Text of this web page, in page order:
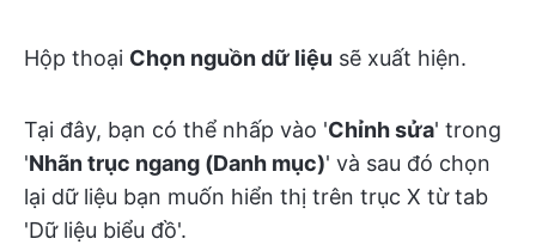
Hộp thoại Chọn nguồn dữ liệu sẽ xuất hiện.
Tại đây, bạn có thể nhấp vào 'Chỉnh sửa' trong
'Nhãn trục ngang (Danh mục)' và sau đó chọn
lại dữ liệu bạn muốn hiển thị trên trục X từ tab
'Dữ liệu biểu đồ'.